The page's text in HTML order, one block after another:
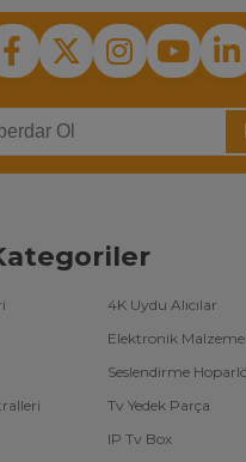
4K Uydu Alıcılar
Elektronik
Seslendirme
Tv Yedek Parça
IP Tv Box